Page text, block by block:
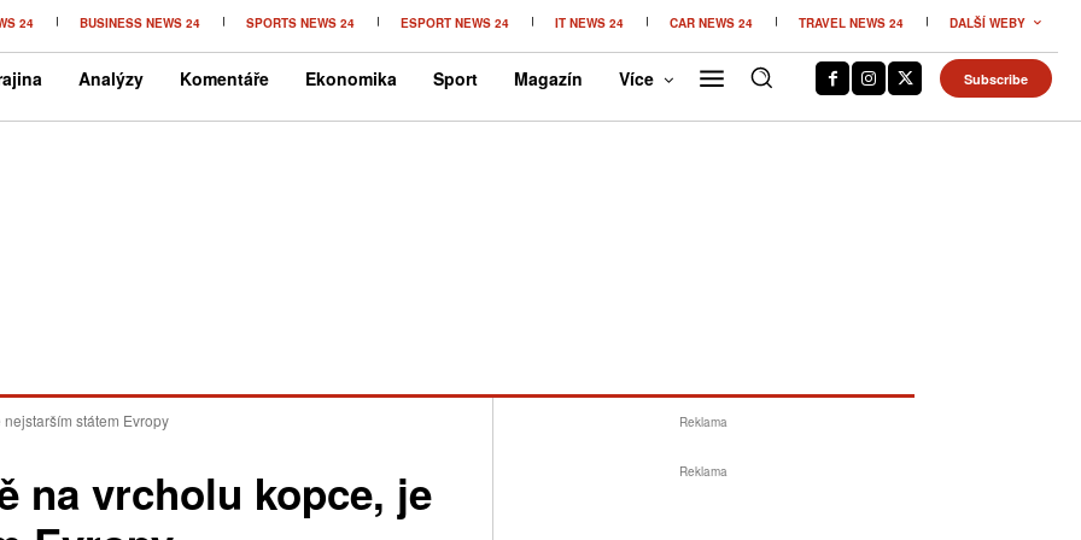
24 BUSINESS NEWS 24 SPORTS NEWS 24 ESPORT NEWS 24 IT NEWS 24 CAR NEWS 24 TRAVEL NEWS 24 DALŠÍ WEBY
Analýzy Komentáře Ekonomika Sport Magazín Více Subscribe
státem Evropy
na vrcholu kopce, je
Reklama
Reklama